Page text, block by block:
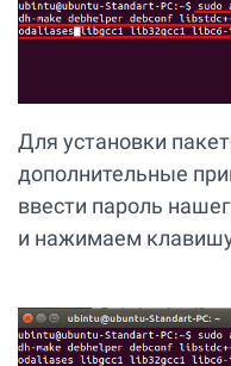
Для установки
дополнительные
ввести пароль
и нажимаем клавишу